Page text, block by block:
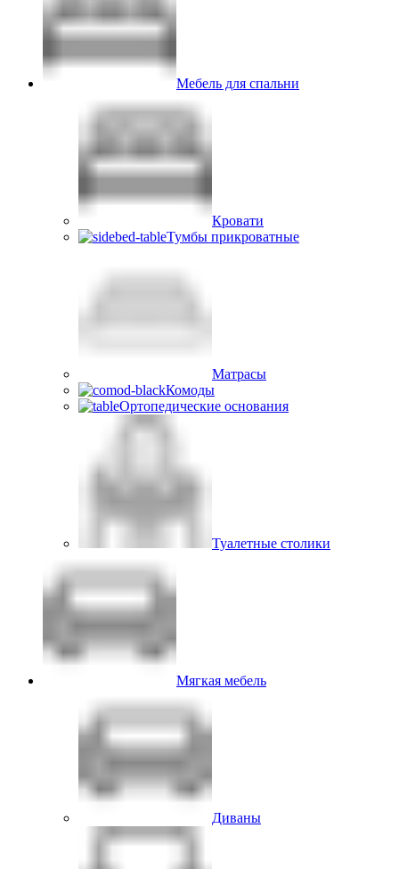
Мебель для спальни
Кровати
Тумбы прикроватные
Матрасы
Комоды
Ортопедические основания
Туалетные столики
Мягкая мебель
Диваны